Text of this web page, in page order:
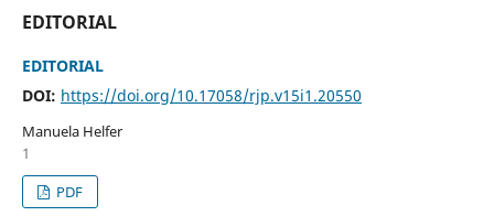
EDITORIAL
EDITORIAL
DOI: https://doi.org/10.17058/rjp.v15i1.20550
Manuela Helfer
1
PDF